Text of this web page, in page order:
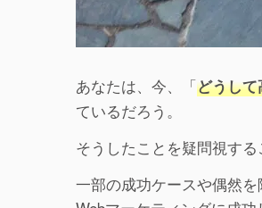
あなたは、今、「どうし
ているだろう。
そうしたことを疑問視する
一部の成功ケースや偶然